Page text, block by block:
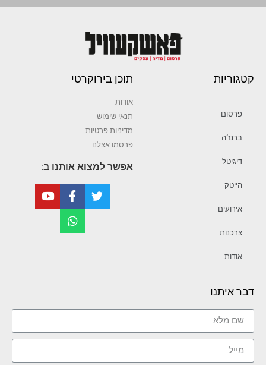
קטגוריות
פרסום
ברנז’ה
דיגיטל
הייטק
אירועים
צרכנות
אודות
תוכן בירוקרטי
אודות
תנאי שימוש
מדיניות פרטיות
פרסמו אצלנו
אפשר למצוא אותנו ב:
דבר איתנו